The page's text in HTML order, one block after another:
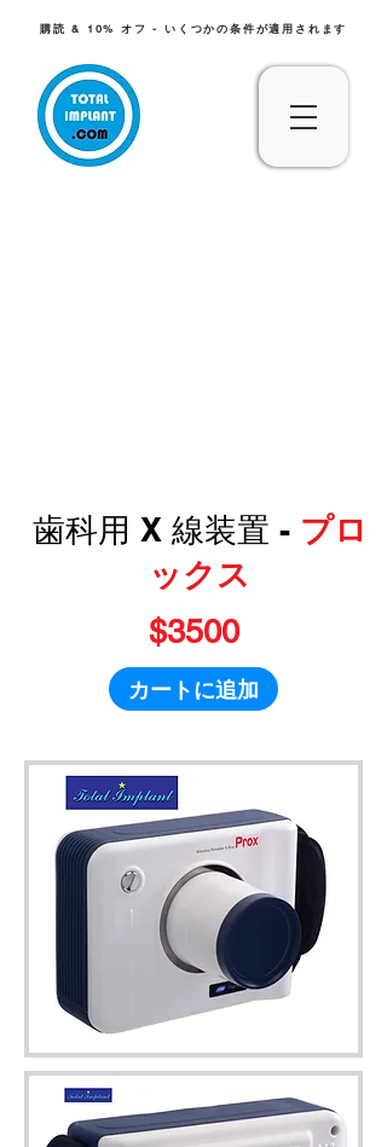
購読 & 10% オフ - いくつかの条件が適用されます
歯科用 X 線装置 - プロ
ックス
$3500
カートに追加